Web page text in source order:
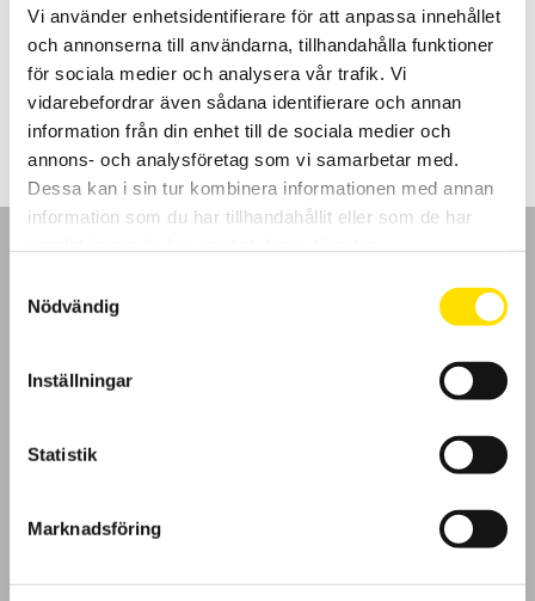
Vi använder enhetsidentifierare för att anpassa innehållet
och annonserna till användarna, tillhandahålla funktioner
för sociala medier och analysera vår trafik. Vi
vidarebefordrar även sådana identifierare och annan
information från din enhet till de sociala medier och
annons- och analysföretag som vi samarbetar med.
Dessa kan i sin tur kombinera informationen med annan
information som du har tillhandahållit eller som de har
Nödvändig
Inställningar
Statistik
Marknadsföring
mycket låg fasvridning samt med ett brett frekvensband fås
5,795.00 kr –9,940.00krPrisintervall:
5,795.00 kr
9,940.00 kr
LÄS MER
Kundundersökning